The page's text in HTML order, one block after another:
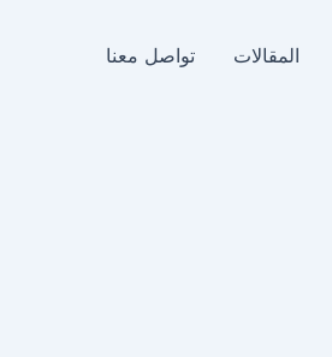
المقالات تواصل معنا